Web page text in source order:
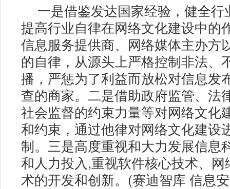
一是借鉴发达国家经验，健全行
提高行业自律在网络文化建设中的
信息服务提供商、网络媒体主办方
的自律，从源头上严格控制非法、
播，严惩为了利益而放松对信息发
查的商家。二是借助政府监管、法
社会监督的约束力量等对网络文化
和约束，通过他律对网络文化建设
制。三是高度重视和大力发展信息
和人力投入,重视软件核心技术、
术的开发和创新。(赛迪智库 信息